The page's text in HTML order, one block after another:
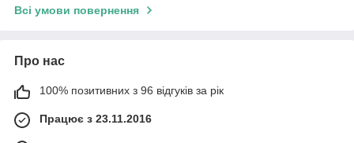
Всі умови повернення
Про нас
100% позитивних з 96 відгуків за рік
Працює з 23.11.2016